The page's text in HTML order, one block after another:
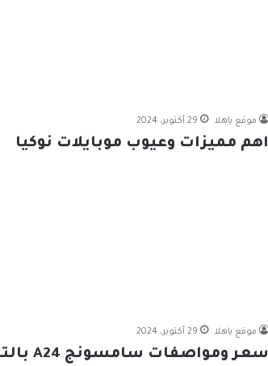
موقع ياهلا 29 أكتوبر، 2024
اهم مميزات وعيوب موبايلات نوكيا
موقع ياهلا 29 أكتوبر، 2024
سعر ومواصفات سامسونج A24 بالتفصيل